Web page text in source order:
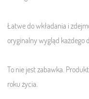
Łatwe do wkładania i
oryginalny wygląd każdego
To nie jest zabawka.
roku życia.